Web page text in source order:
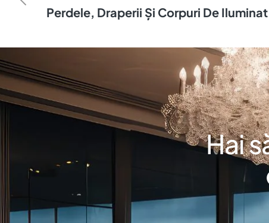
Perdele, Draperii Și Corpuri De
Hai